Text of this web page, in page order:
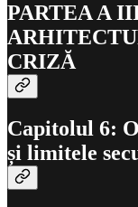
PARTEA A
CRIZĂ
Capitolul 6:
și limitele